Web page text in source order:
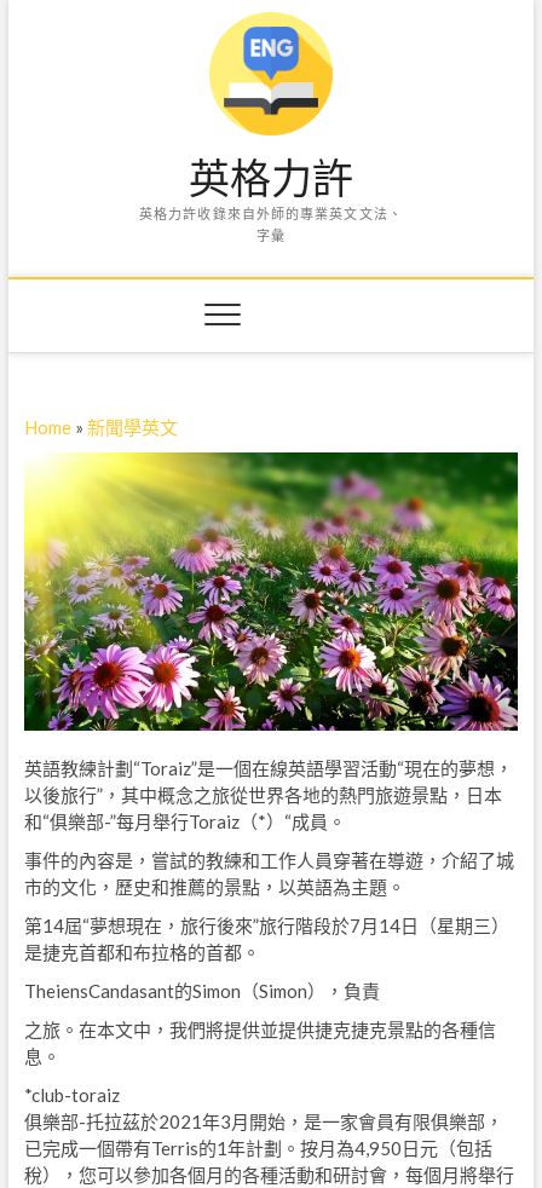
e
英格力許
英格力許收錄來自外師的專業英文文法、
字彙
Home» 新聞學英文
英語教練計劃“Toraiz”是一個在線英語學習活動“現在的夢想，
以後旅行”，其中概念之旅從世界各地的熱門旅遊景點，日本
和“俱樂部-”每月舉行Toraiz（*）“成員。
事件的內容是，嘗試的教練和工作人員穿著在導遊，介紹了城
市的文化，歷史和推薦的景點，以英語為主題。
第14屆“夢想現在，旅行後來”旅行階段於7月14日（星期三）
是捷克首都和布拉格的首都。
TheiensCandasant的Simon（Simon），負責
之旅。在本文中，我們將提供並提供捷克捷克景點的各種信
息。
*club-toraiz
俱樂部-托拉茲於2021年3月開始，是一家會員有限俱樂部，
已完成一個帶有Terris的1年計劃。按月為4,950日元（包括
稅），您可以參加各個月的各種活動和研討會，每個月將舉行